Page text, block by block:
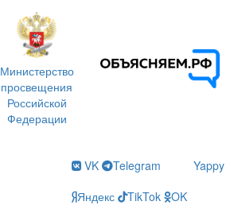
Министерство
просвещения
Российской
Федерации
VK Telegram
Yappy
Яндекс
TikTok
OK